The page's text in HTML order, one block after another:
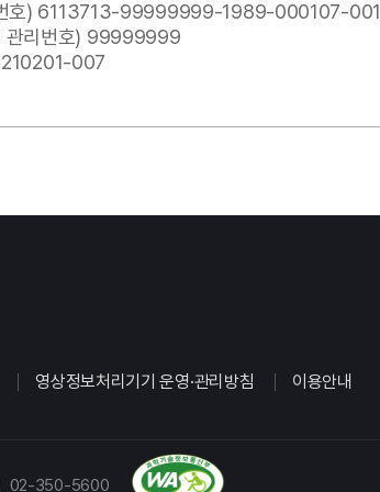
호) 6113713-99999999-1989-000107-001
관리번호) 99999999
007
영상정보처리기기 운영·관리방침 이용안내
02-350-5600